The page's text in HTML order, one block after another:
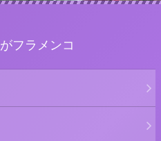
フラメンコ